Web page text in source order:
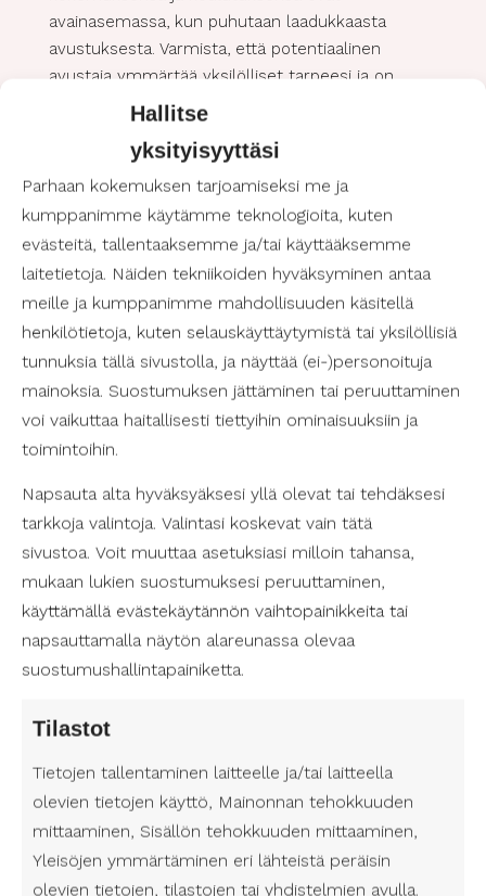
Hallitse
yksityisyyttäsi
Parhaan kokemuksen tarjoamiseksi me ja
kumppanimme käytämme teknologioita, kuten
evästeitä, tallentaaksemme ja/tai käyttääksemme
laitetietoja. Näiden tekniikoiden hyväksyminen antaa
meille ja kumppanimme mahdollisuuden käsitellä
henkilötietoja, kuten selauskäyttäytymistä tai yksilöllisiä
tunnuksia tällä sivustolla, ja näyttää (ei-)personoituja
mainoksia. Suostumuksen jättäminen tai peruuttaminen
voi vaikuttaa haitallisesti tiettyihin ominaisuuksiin ja
toimintoihin.
Napsauta alta hyväksyäksesi yllä olevat tai tehdäksesi
tarkkoja valintoja. Valintasi koskevat vain tätä
sivustoa. Voit muuttaa asetuksiasi milloin tahansa,
mukaan lukien suostumuksesi peruuttaminen,
käyttämällä evästekäytännön vaihtopainikkeita tai
napsauttamalla näytön alareunassa olevaa
suostumushallintapainiketta.
Tilastot
Tietojen tallentaminen laitteelle ja/tai laitteella
olevien tietojen käyttö, Mainonnan tehokkuuden
mittaaminen, Sisällön tehokkuuden mittaaminen,
Yleisöjen ymmärtäminen eri lähteistä peräisin
olevien tietojen, tilastojen tai yhdistelmien avulla.
avainasemassa, kun puhutaan laadukkaasta
avustuksesta. Varmista, että potentiaalinen
avustaja ymmärtää yksilölliset tarpeesi ja on
koulutettu kohtaamaan ne. Helsinki tarjoaa laajan
ammattilaisia, joten älä tyydy vähempään.
Henkilökohtaisen avustajan yhteensopivuus
Yhteensopivuus on usein aliarvioitu, mutta
äärimmäisen tärkeä tekijä. Henkilökohtainen
avustaja on joku, joka on läsnä arjessasi; siksi on
tärkeää, että tunnet olosi mukavaksi ja
ymmärretyksi hänen seurassaan. Harkitse
haastattelussa ehdokkaiden persoonallisuutta,
arvoja ja kiinnostuksen kohteita varmistaaksesi,
että löydät henkilön, joka sopii sinulle parhaiten.
Suositukset ja arviot Helsingin
henkilökohtaisessa avussa
Kun etsit henkilökohtaista avustajaa Helsingissä,
suositukset ja arviot voivat olla erittäin hyödyllisiä.
Pyydä suosituksia ystäviltä, perheeltä tai
ammattilaisilta, ja tee omaa tutkimusta verkossa.
Lukuisat palveluntarjoajat ja avustajat löytyvät
asiakkailta.
Tieto ehdokkaan taustasta
On tärkeää tietää, kuka henkilökohtainen
avustajasi on. Luottamus on avainasemassa tässä
suhteessa, ja sinulla on oikeus tuntea olosi